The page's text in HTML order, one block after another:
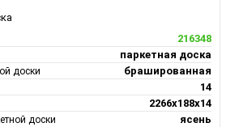
216348
паркетная доска
доски брашированная
14
2266х188х14
доски ясень